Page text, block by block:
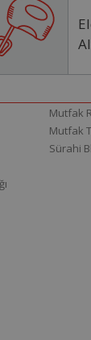
Mutfak
Mutfak
Sürahi